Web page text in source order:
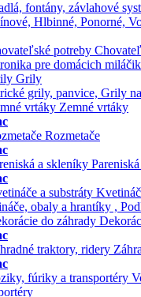
fontány, závlahové
Hlbinné, Ponorné,
pre domácich
Grily
grily, panvice, Grily
Zemné vrtáky
Rozmetače
obaly a hrantíky ,